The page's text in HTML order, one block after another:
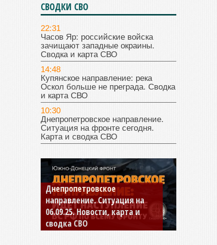
СВОДКИ СВО
22:31
Часов Яр: российские войска
зачищают западные окраины.
Сводка и карта СВО
14:48
Купянское направление: река
Оскол больше не преграда. Сводка
и карта СВО
10:30
Днепропетровское направление.
Ситуация на фронте сегодня.
Карта и сводка СВО
Константиновское
направление. Ситуация на
04.09.25 Новости, карта и
сводка СВО